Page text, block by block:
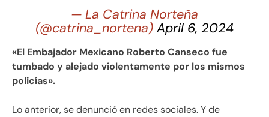
— La Catrina Norteña
(@catrina_nortena) April 6, 2024
«El Embajador Mexicano Roberto Canseco fue
tumbado y alejado violentamente por los mismos
policías».
Lo anterior, se denunció en redes sociales. Y de